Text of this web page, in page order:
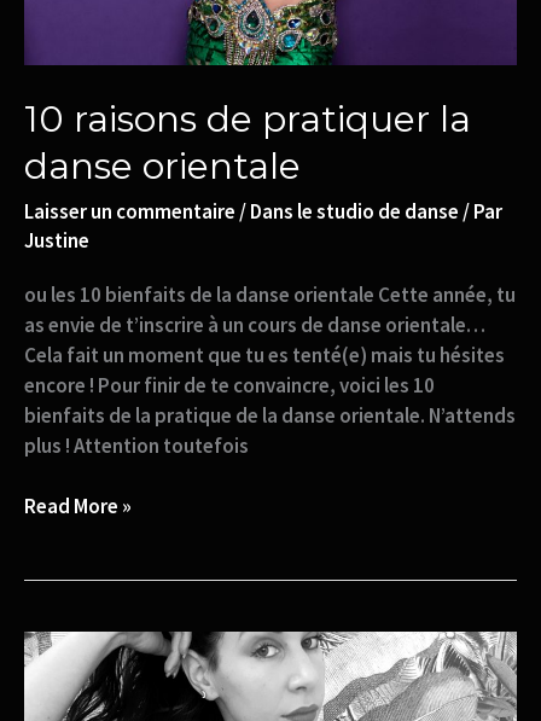
10 raisons de pratiquer la
danse orientale
Laisser un commentaire /Dans le studio de danse / Par
Justine
ou les 10 bienfaits de la danse orientale Cette année, tu
as envie de t’inscrire à un cours de danse orientale…
Cela fait un moment que tu es tenté(e) mais tu hésites
encore ! Pour finir de te convaincre, voici les 10
bienfaits de la pratique de la danse orientale. N’attends
plus ! Attention toutefois
Read More »
Que
porter